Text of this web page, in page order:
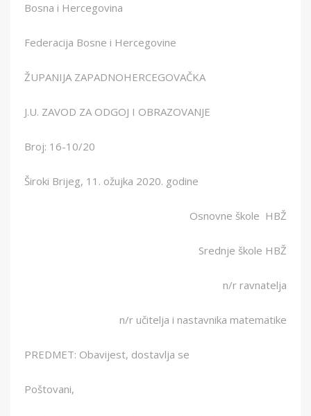
Bosna i Hercegovina
Federacija Bosne i Hercegovine
ŽUPANIJA ZAPADNOHERCEGOVAČKA
J.U. ZAVOD ZA ODGOJ I OBRAZOVANJE
Broj: 16-10/20
Široki Brijeg, 11. ožujka 2020. godine
Osnovne škole HBŽ
Srednje škole HBŽ
n/r ravnatelja
n/r učitelja i nastavnika matematike
PREDMET: Obavijest, dostavlja se
Poštovani,